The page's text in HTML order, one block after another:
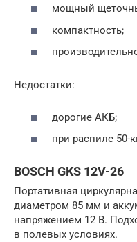
мощный
компактность;
Недостатки:
дорогие АКБ;
при распиле 50-
BOSCH GKS 12V-26
Портативная
диаметром 85 мм и
напряжением 12 В.
в полевых условиях.